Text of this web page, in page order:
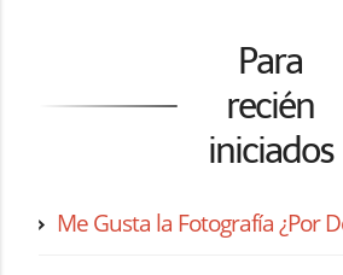
Para
recién
iniciados
Me Gusta la Fotografía ¿Por